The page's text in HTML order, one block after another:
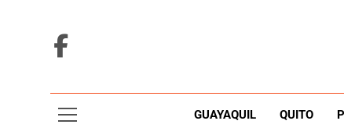
GUAYAQUIL QUITO